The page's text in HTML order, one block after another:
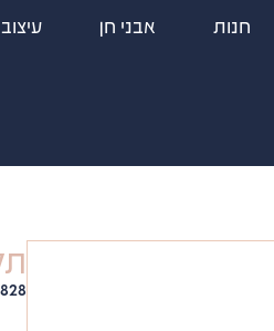
חנות אבני חן